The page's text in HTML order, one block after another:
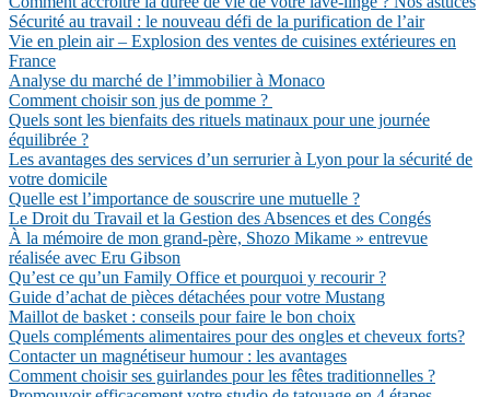
Sécurité au travail : le nouveau défi de la purification de l’air
Vie en plein air – Explosion des ventes de cuisines extérieures en
France
Analyse du marché de l’immobilier à Monaco
Comment choisir son jus de pomme ?
Quels sont les bienfaits des rituels matinaux pour une journée
équilibrée ?
Les avantages des services d’un serrurier à Lyon pour la sécurité de
votre domicile
Quelle est l’importance de souscrire une mutuelle ?
Le Droit du Travail et la Gestion des Absences et des Congés
À la mémoire de mon grand-père, Shozo Mikame » entrevue
réalisée avec Eru Gibson
Qu’est ce qu’un Family Office et pourquoi y recourir ?
Guide d’achat de pièces détachées pour votre Mustang
Maillot de basket : conseils pour faire le bon choix
Quels compléments alimentaires pour des ongles et cheveux forts?
Contacter un magnétiseur humour : les avantages
Comment choisir ses guirlandes pour les fêtes traditionnelles ?